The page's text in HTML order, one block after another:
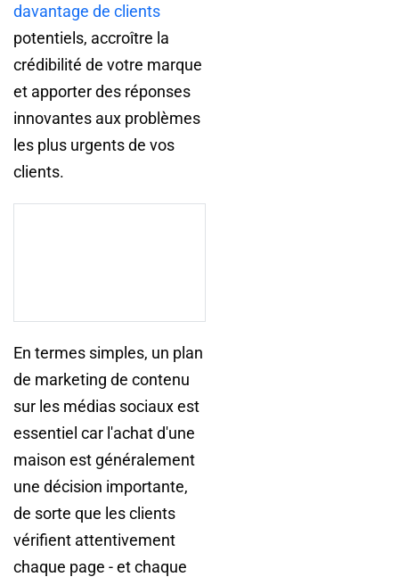
davantage de clients
potentiels, accroître la
crédibilité de votre marque
et apporter des réponses
innovantes aux problèmes
les plus urgents de vos
clients.
En termes simples, un plan
de marketing de contenu
sur les médias sociaux est
essentiel car l'achat d'une
maison est généralement
une décision importante,
de sorte que les clients
vérifient attentivement
chaque page - et chaque